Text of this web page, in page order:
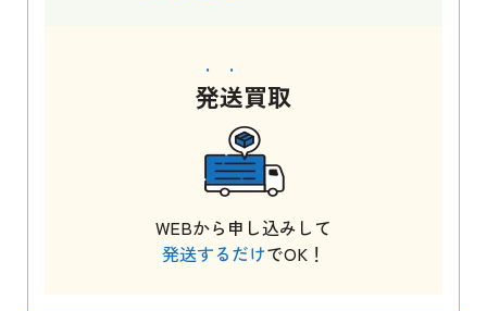
発送買取
WEBから申し込みして
発送するだけでOK！